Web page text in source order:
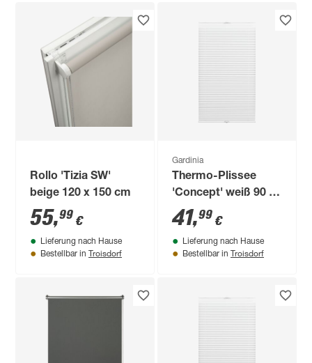
Rollo 'Tizia SW'
beige 120 x 150 cm
55,99 €
Lieferung nach Hause
Bestellbar in Troisdorf
Gardinia
Thermo-Plissee
'Concept' weiß 90 x
130 cm
41,99 €
Lieferung nach Hause
Bestellbar in Troisdorf